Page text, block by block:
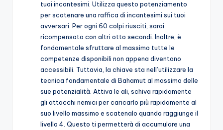
tuoi incantesimi. Utilizza questo potenziamento
per scatenare una raffica di incantesimi sui tuoi
avversari. Per ogni 60 colpi riusciti, sarai
ricompensato con altri otto secondi. Inoltre, è
fondamentale sfruttare al massimo tutte le
competenze disponibili non appena diventano
accessibili. Tuttavia, la chiave sta nell’utilizzare la
tecnica fondamentale di Bahamut al massimo delle
sue potenzialità. Attiva le ali, schiva rapidamente
gli attacchi nemici per caricarlo più rapidamente al
suo livello massimo e scatenalo quando raggiunge il
livello 4. Questo ti permetterà di accumulare una